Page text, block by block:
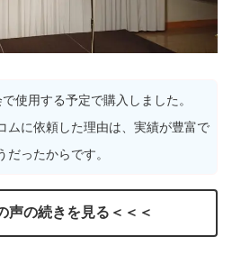
使用する予定で購入しました。
ムに依頼した理由は、実績が豊富で
だったからです。
声の続きを見る＜＜＜